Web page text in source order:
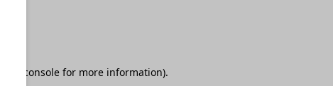
console for more information).